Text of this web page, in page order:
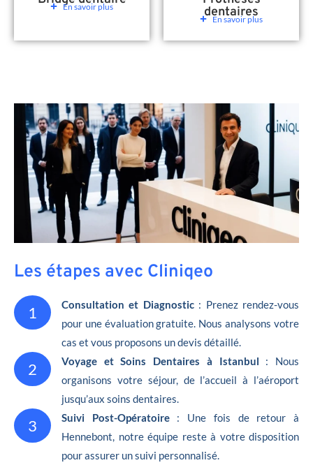
En savoir plus dentaires
En savoir plus
Les étapes avec Cliniqeo
1 Consultation et Diagnostic: Prenez rendez-vous
pour une évaluation gratuite. Nous analysons votre
cas et vous proposons un devis détaillé.
2 Voyage et Soins Dentaires à Istanbul : Nous
organisons votre séjour, de l’accueil à l’aéroport
jusqu’aux soins dentaires.
3 Suivi Post-Opératoire : Une fois de retour à
Hennebont, notre équipe reste à votre disposition
pour assurer un suivi personnalisé.